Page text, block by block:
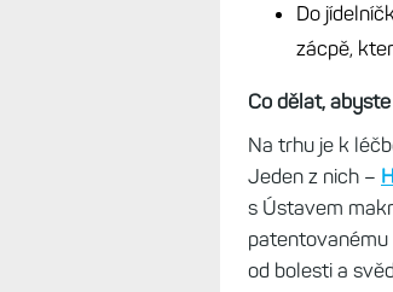
Do
zácpě,
Co dělat,
Na trhu je k
Jeden z nich –
s Ústavem
od bolesti a